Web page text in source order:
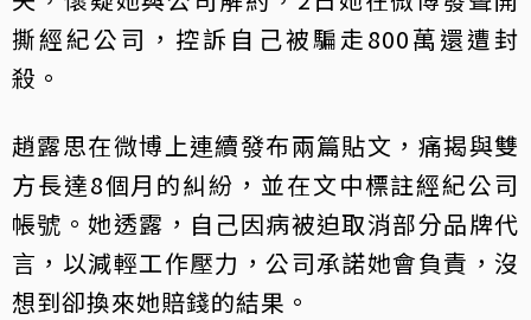
撕經紀公司，控訴自己被騙走800萬還遭封
殺。
趙露思在微博上連續發布兩篇貼文，痛揭與雙
方長達8個月的糾紛，並在文中標註經紀公司
帳號。她透露，自己因病被迫取消部分品牌代
言，以減輕工作壓力，公司承諾她會負責，沒
想到卻換來她賠錢的結果。